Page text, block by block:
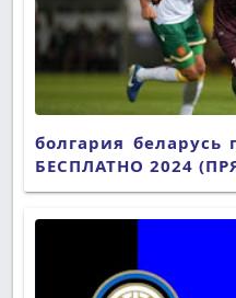
болгария
БЕСПЛАТНО 2024